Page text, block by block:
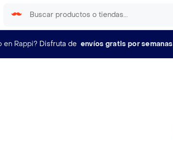
en Rappi? Disfruta de envíos gratis por semanas